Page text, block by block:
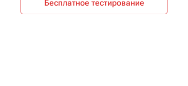
Бесплатное тестирование